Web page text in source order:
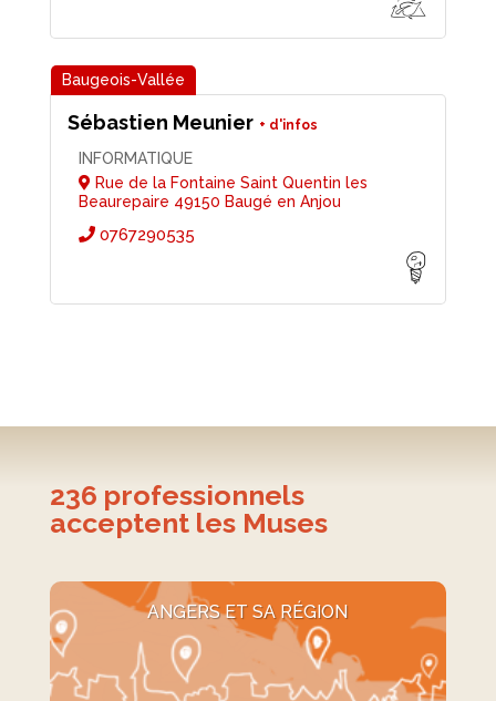
Sébastien Meunier
INFORMATIQUE
Rue de la Fontaine Saint Quentin les
Beaurepaire 49150 Baugé en Anjou
0767290535
236 professionnels
acceptent les Muses
ANGERS ET SA RÉGION